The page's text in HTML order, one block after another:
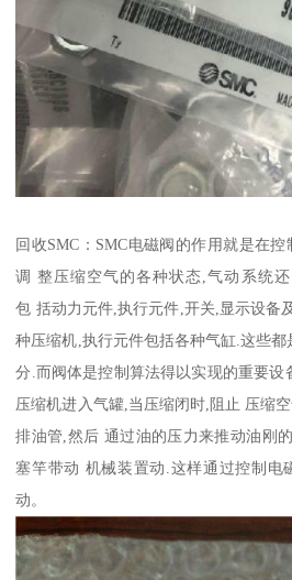
回收SMC：SMC电磁阀的作用就是在
调 整压缩空气的各种状态,气动系统
包 括动力元件,执行元件,开关,显示设备
种压缩机,执行元件包括各种气缸.这些
分.而阀体是控制算法得以实现的重要设
压缩机进入气罐,当压缩闭时,阻止 压缩
排油管,然后 通过油的压力来推动油刚
塞竿带动 机械装置动.这样通过控制电
动。